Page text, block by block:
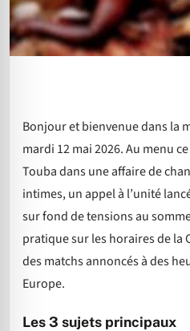
Bonjour et bienvenue dans la
mardi 12 mai 2026. Au menu
Touba dans une affaire de
intimes, un appel à l’unité
sur fond de tensions au
pratique sur les horaires de la
des matchs annoncés à des
Europe.
Les 3 sujets principaux